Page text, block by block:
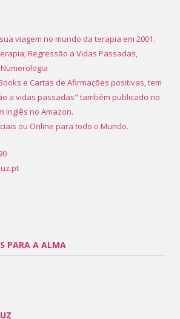
viagem no mundo da terapia em 2001.
Regressão a Vidas Passadas,
e Cartas de Afirmações positivas, tem
a vidas passadas" também publicado no
Inglês no Amazon.
ou Online para todo o Mundo.
PARA A ALMA